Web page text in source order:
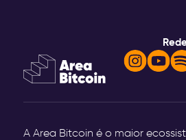
A Area Bitcoin é o maior